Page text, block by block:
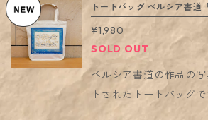
n/items/92618339
方の石製建築装飾が加
リクエストにお応えして
ローチスターン地方の
発売です。 ▶︎ 裏面にメッセージが書き込めま
す。 ▶︎ 切手を貼ればポ
ことも！ ▷ 郵送すると
実際の円筒印章も、転
じ図柄が繰り返し現れ
ープの図柄にはぴったりです。 オ
色のグラデーションカ
「護符」柄は完売しました） サイズ
幅×10m ■円筒印章とは？ 古代オリエントで
トートバッグ ペルシア書道
¥1,980
SOLD OUT
ペルシア書道の作品の
トされたトートバッグです。 ■デザイ